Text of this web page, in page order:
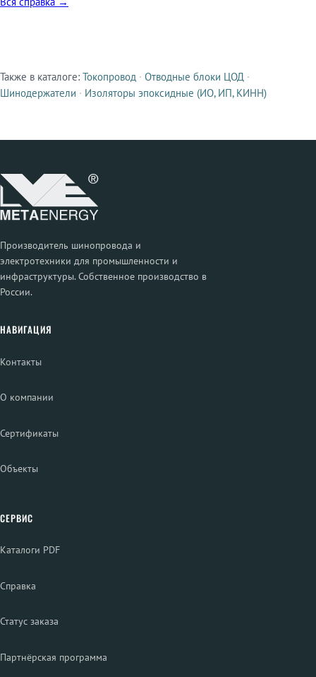
Смежные продукты
Также в каталоге: Токопровод · Отводные блоки ЦОД ·
Шинодержатели · Изоляторы эпоксидные (ИО, ИП, КИНН)
Производитель шинопровода и
электротехники для промышленности и
инфраструктуры. Собственное производство в
России.
НАВИГАЦИЯ
Контакты
О компании
Сертификаты
Объекты
СЕРВИС
Каталоги PDF
Справка
Статус заказа
Партнёрская программа